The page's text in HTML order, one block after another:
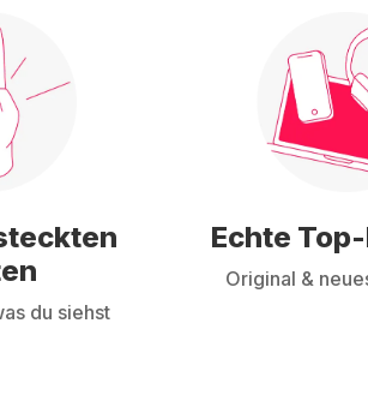
du siehst
Echte
Original &